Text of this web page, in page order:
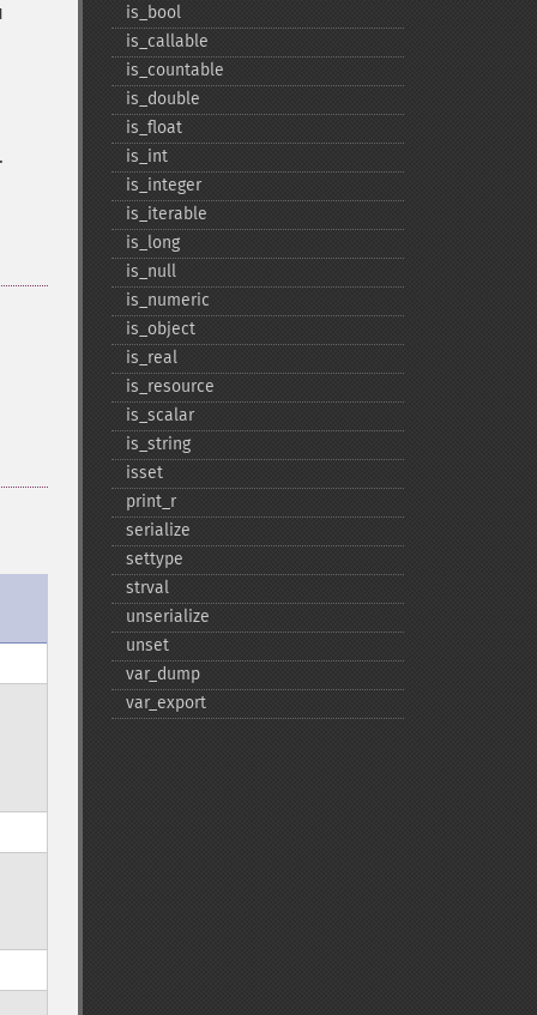
is_​bool
is_​callable
is_​countable
is_​double
is_​float
is_​int
is_​integer
is_​iterable
is_​long
is_​null
is_​numeric
is_​object
is_​real
is_​resource
is_​scalar
is_​string
isset
print_​r
serialize
settype
strval
unserialize
unset
var_​dump
var_​export